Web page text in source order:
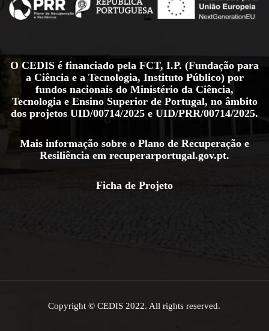
O CEDIS é financiado pela FCT, I.P. (Fundação para
a Ciência e a Tecnologia, Instituto Público) por
fundos nacionais do Ministério da Ciência,
Tecnologia e Ensino Superior de Portugal, no âmbito
dos projetos UID/00714/2025 e UID/PRR/00714/2025.
Mais informação sobre o Plano de Recuperação e
Resiliência em recuperarportugal.gov.pt.
Ficha de Projeto
Copyright © CEDIS 2022. All rights reserved.